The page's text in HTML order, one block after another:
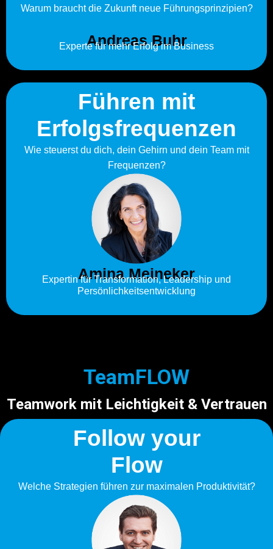
Warum braucht die Zukunft neue Führungsprinzipien?
Andreas Buhr
Experte für mehr Erfolg im Business
Führen mit
Erfolgsfrequenzen
Wie steuerst du dich, dein Gehirn und dein Team mit
Frequenzen?
Amina Meineker
Expertin für Transformation, Leadership und
Persönlichkeitsentwicklung
TeamFLOW
Teamwork mit Leichtigkeit & Vertrauen
Follow your
Flow
Welche Strategien führen zur maximalen Produktivität?